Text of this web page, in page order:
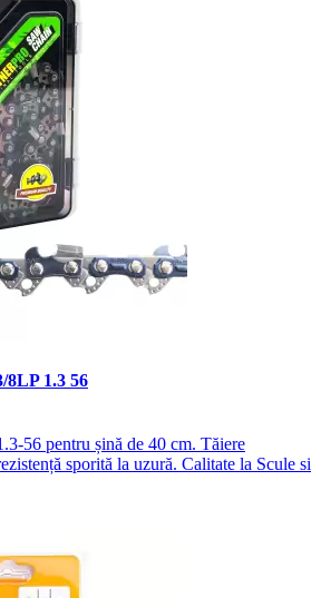
1.3 56
56 pentru șină de 40 cm. Tăiere
sporită la uzură. Calitate la Scule si